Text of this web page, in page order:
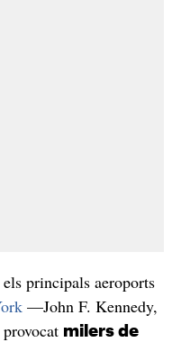
principals aeroports
—John F. Kennedy,
milers de